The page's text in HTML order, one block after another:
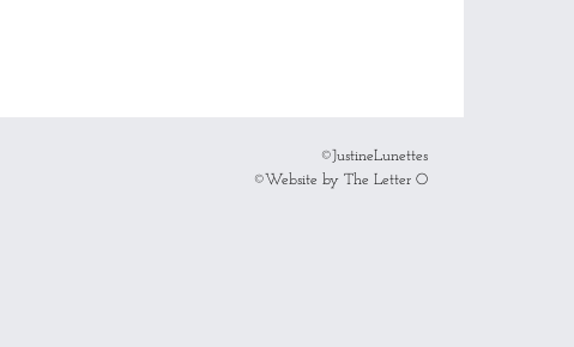
©JustineLunettes
©Website by The Letter O